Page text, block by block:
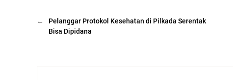
←
Pelanggar Protokol Kesehatan di Pilkada Serentak
Bisa Dipidana